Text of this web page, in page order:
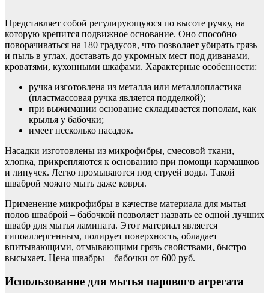
Представляет собой регулирующуюся по высоте ручку, на
которую крепится подвижное основание. Оно способно
поворачиваться на 180 градусов, что позволяет убирать грязь
и пыль в углах, доставать до укромных мест под диванами,
кроватями, кухонными шкафами. Характерные особенности:
ручка изготовлена из металла или металлопластика
(пластмассовая ручка является подделкой);
при выжимании основание складывается пополам, как
крылья у бабочки;
имеет несколько насадок.
Насадки изготовлены из микрофибры, смесовой ткани,
хлопка, прикрепляются к основанию при помощи кармашков
и липучек. Легко промываются под струей воды. Такой
шваброй можно мыть даже ковры.
Применение микрофибры в качестве материала для мытья
полов шваброй – бабочкой позволяет назвать ее одной лучших
швабр для мытья ламината. Этот материал является
гипоаллергенным, полирует поверхность, обладает
впитывающими, отмывающими грязь свойствами, быстро
высыхает. Цена швабры – бабочки от 600 руб.
Использование для мытья парового агрегата